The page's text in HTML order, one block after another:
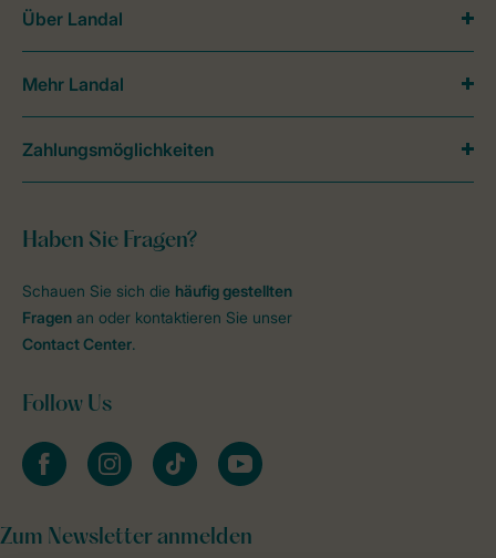
Haben Sie Fragen?
Schauen Sie sich die häufig gestellten
Fragen an oder kontaktieren Sie unser
Contact Center.
Follow Us
facebookinstagramtiktok youtube
Zum Newsletter anmelden
Über Landal
Mehr Landal
Zahlungsmöglichkeiten